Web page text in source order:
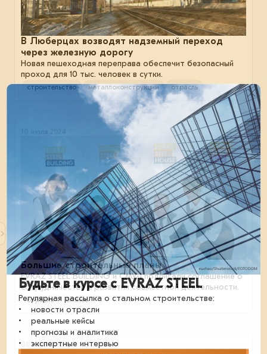
В Люберцах возводят надземный переход
через железную дорогу
Новая пешеходная переправа обеспечит безопасный
проход для 10 тыс. человек в сутки.
строительство металлоконструкции отрасль
Большие строительные планы
EVRAZ STEEL BUILDING и СМУ-1 подписали соглашение о
сотрудничестве и развитии совместной деятельности.
отрасль бизнес
08 июля 2024
Будьте в курсе с EVRAZ STEEL
Регулярная рассылка о стальном строительстве:
• новости отрасли
• реальные кейсы
• прогнозы и аналитика
• экспертные интервью